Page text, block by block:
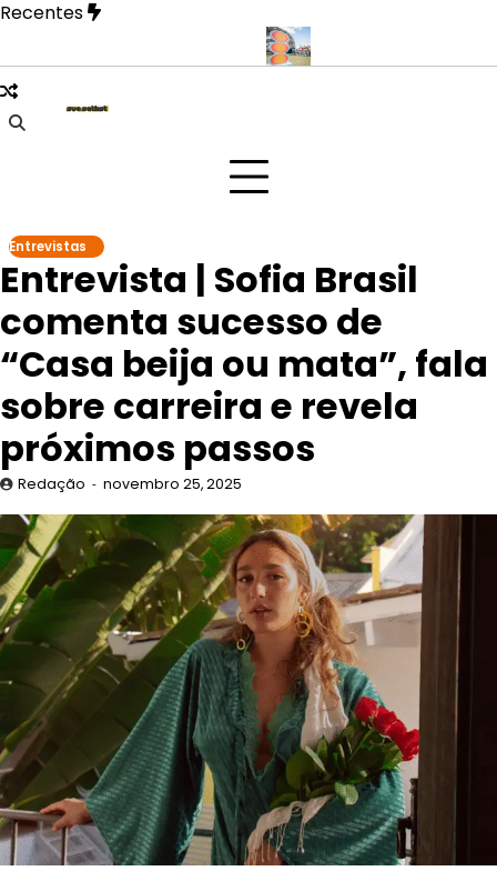
Skip
content
Recentes
mais íntima em novo EP
Entrevistas
Entrevista | Sofia Brasil
comenta sucesso de
“Casa beija ou mata”, fala
sobre carreira e revela
próximos passos
Redação novembro 25, 2025